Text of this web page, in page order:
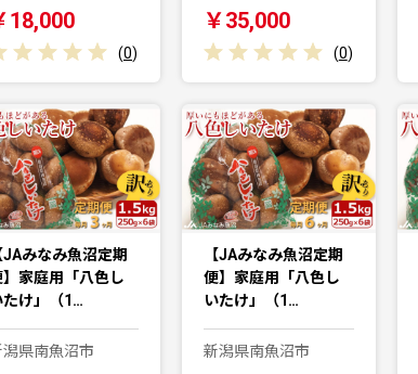
18,000
(0)
￥35,000
(0)
JAみなみ魚沼定期
】家庭用「八色し
たけ」（1…
潟県南魚沼市
【JAみなみ魚沼定期
便】家庭用「八色し
いたけ」（1…
新潟県南魚沼市